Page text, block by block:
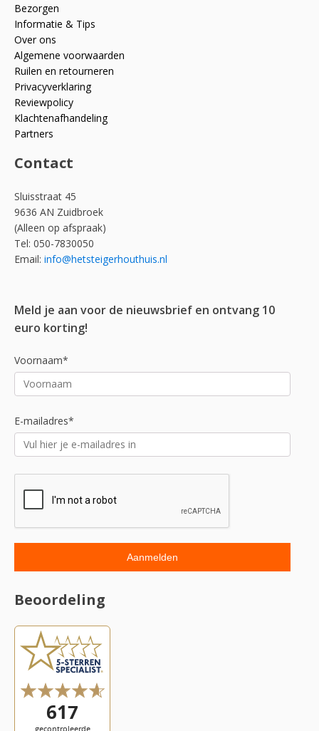
Bezorgen
Informatie & Tips
Over ons
Algemene voorwaarden
Ruilen en retourneren
Privacyverklaring
Reviewpolicy
Klachtenafhandeling
Partners
Contact
Sluisstraat 45
9636 AN Zuidbroek
(Alleen op afspraak)
Tel: 050-7830050
Email: info@hetsteigerhouthuis.nl
Meld je aan voor de nieuwsbrief en ontvang 10
euro korting!
Voornaam*
E-mailadres*
Beoordeling